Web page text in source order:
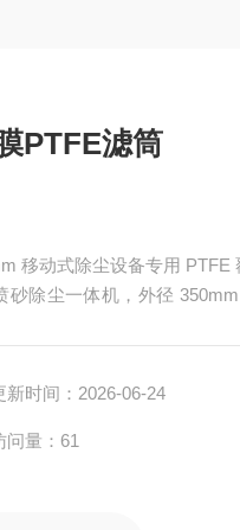
PTFE滤筒
移动式除尘设备专用 PTFE
除尘一体机，外径 350mm
新时间：2026-06-24
问量：61